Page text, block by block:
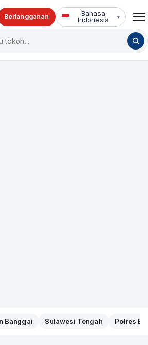
Berlangganan
Bahasa
Indonesia
▾
Banggai Sulawesi Tengah Polres